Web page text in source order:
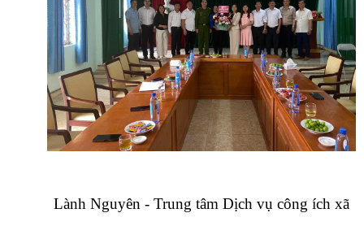
Lành Nguyên - Trung tâm Dịch vụ công ích xã